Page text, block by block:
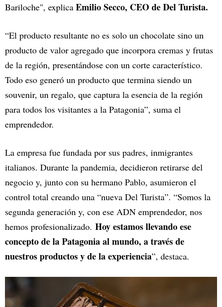
Bariloche", explica Emilio Secco, CEO de Del Turista.
“El producto resultante no es solo un chocolate sino un
producto de valor agregado que incorpora cremas y frutas
de la región, presentándose con un corte característico.
Todo eso generó un producto que termina siendo un
souvenir, un regalo, que captura la esencia de la región
para todos los visitantes a la Patagonia”, suma el
emprendedor.
La empresa fue fundada por sus padres, inmigrantes
italianos. Durante la pandemia, decidieron retirarse del
negocio y, junto con su hermano Pablo, asumieron el
control total creando una “nueva Del Turista”. “Somos la
segunda generación y, con ese ADN emprendedor, nos
hemos profesionalizado. Hoy estamos llevando ese
concepto de la Patagonia al mundo, a través de
nuestros productos y de la experiencia”, destaca.